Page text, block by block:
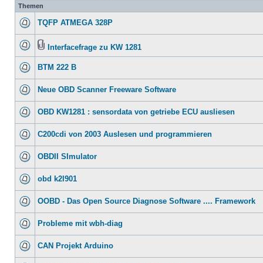
Themen
TQFP ATMEGA 328P
Interfacefrage zu KW 1281
BTM 222 B
Neue OBD Scanner Freeware Software
OBD KW1281 : sensordata von getriebe ECU ausliesen
C200cdi von 2003 Auslesen und programmieren
OBDII SImulator
obd k2l901
OOBD - Das Open Source Diagnose Software .... Framework
Probleme mit wbh-diag
CAN Projekt Arduino